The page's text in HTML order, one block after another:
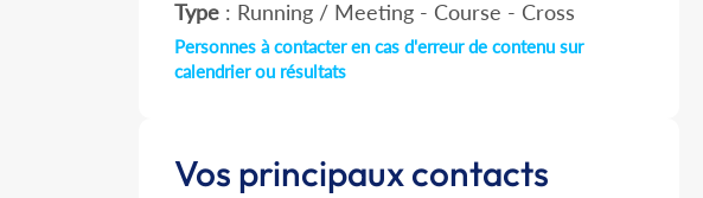
Type: Running / Meeting - Course - Cross
Personnes à contacter en cas d'erreur de contenu sur
calendrier ou résultats
Vos principaux contacts